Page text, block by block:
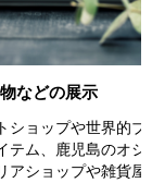
などの展示
ショップや世界的ブ
テム、鹿児島のオシ
アショップや雑貨屋